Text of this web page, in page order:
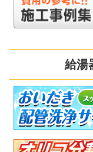
給湯